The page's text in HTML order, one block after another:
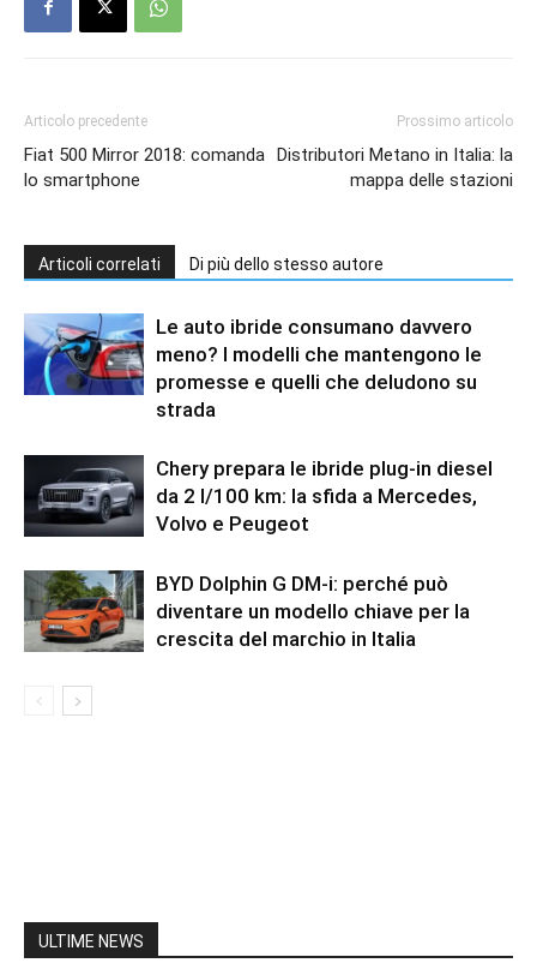
Articolo precedente
Fiat 500 Mirror 2018: comanda
lo smartphone
Prossimo articolo
Distributori Metano in Italia: la
mappa delle stazioni
Articoli correlati Di più dello stesso autore
Le auto ibride consumano davvero
meno? I modelli che mantengono le
promesse e quelli che deludono su
strada
Chery prepara le ibride plug-in diesel
da 2 l/100 km: la sfida a Mercedes,
Volvo e Peugeot
BYD Dolphin G DM-i: perché può
diventare un modello chiave per la
crescita del marchio in Italia
ULTIME NEWS